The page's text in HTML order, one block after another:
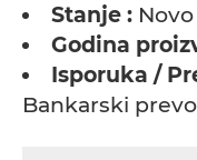
Stanje : Novo
Godina
Isporuka /
Bankarski